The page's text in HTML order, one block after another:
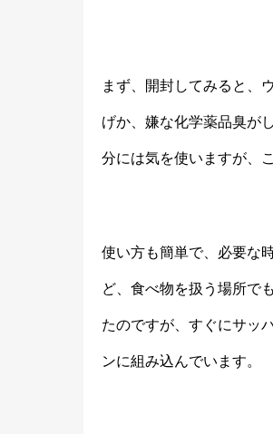
まず、開封してみると、
げか、嫌な化学薬品臭が
分には気を使いますが、
使い方も簡単で、必要な
ど、食べ物を扱う場所で
たのですが、すぐにサッ
ンに組み込んでいます。